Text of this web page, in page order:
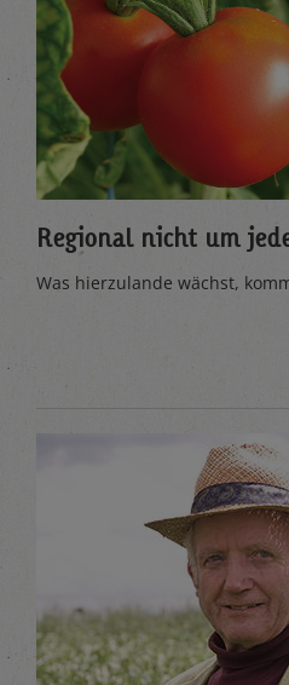
Regional nicht um
Was hierzulande wächst,